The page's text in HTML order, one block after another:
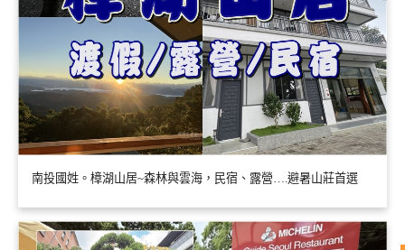
南投國姓。樟湖山居~森林與雲海，民宿、露營….避暑山莊首選